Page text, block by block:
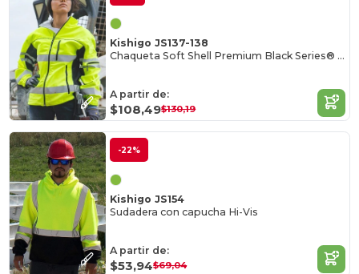
Kishigo JS137-138
Chaqueta Soft Shell Premium Black Series® Clase 3
A partir de:
$108,49$130,19
-22%
Kishigo JS154
Sudadera con capucha Hi-Vis
A partir de:
$53,94$69,04